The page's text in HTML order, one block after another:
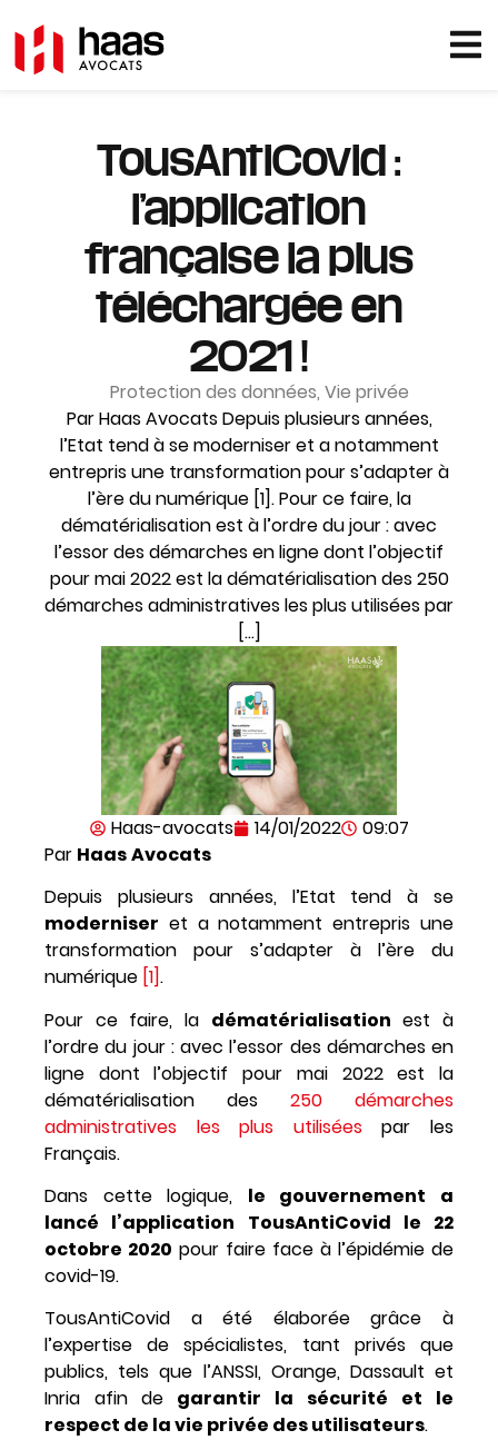
TousAntiCovid :
l’application
française la plus
téléchargée en
2021 !
Protection des données, Vie privée
Par Haas Avocats Depuis plusieurs années,
l’Etat tend à se moderniser et a notamment
entrepris une transformation pour s’adapter à
l’ère du numérique [1]. Pour ce faire, la
dématérialisation est à l’ordre du jour : avec
l’essor des démarches en ligne dont l’objectif
pour mai 2022 est la dématérialisation des 250
démarches administratives les plus utilisées par
[…]
Haas-avocats 14/01/2022
09:07
Par HaasAvocats
Depuis plusieurs années, l’Etat tend à se
moderniser et a notamment entrepris une
transformation pour s’adapter à l’ère du
numérique [1].
Pour ce faire, la dématérialisation est à
l’ordre du jour : avec l’essor des démarches en
ligne dont l’objectif pour mai 2022 est la
dématérialisation des 250 démarches
administratives les plus utiliséespar les
Français.
Dans cette logique, le gouvernement a
lancé l’application TousAntiCovid le 22
octobre 2020 pour faire face à l’épidémie de
covid-19.
TousAntiCovid a été élaborée grâce à
l’expertise de spécialistes, tant privés que
publics, tels que l’ANSSI, Orange, Dassault et
Inria afin de garantir la sécurité
et le
respect de la vie privée des utilisateurs.